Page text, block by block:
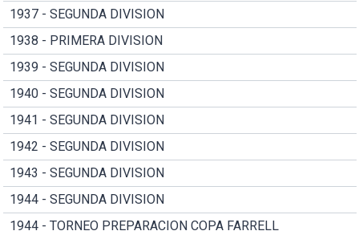
1937 - SEGUNDA DIVISION
1938 - PRIMERA DIVISION
1939 - SEGUNDA DIVISION
1940 - SEGUNDA DIVISION
1941 - SEGUNDA DIVISION
1942 - SEGUNDA DIVISION
1943 - SEGUNDA DIVISION
1944 - SEGUNDA DIVISION
1944 - TORNEO PREPARACION COPA FARRELL